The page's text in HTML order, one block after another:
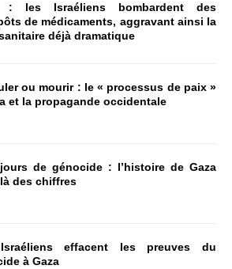
: les Israéliens bombardent des
de médicaments, aggravant ainsi la
déjà dramatique
ou mourir : le « processus de paix »
et la propagande occidentale
de génocide : l’histoire de Gaza
des chiffres
effacent les preuves du
à Gaza